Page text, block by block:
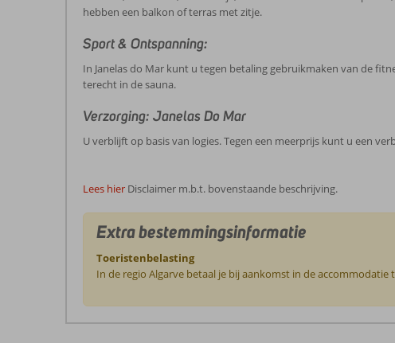
hebben een balkon of terras met zitje.
Sport & Ontspanning:
In Janelas do Mar kunt u tegen betaling gebruikmaken van de
terecht in de sauna.
Verzorging: Janelas Do Mar
U verblijft op basis van logies. Tegen een meerprijs kunt u een
Lees hier Disclaimer m.b.t. bovenstaande beschrijving.
Extra bestemmingsinformatie
Toeristenbelasting
In de regio Algarve betaal je bij aankomst in de